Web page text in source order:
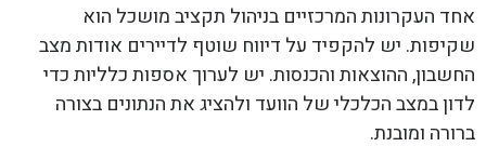
אחד העקרונות המרכזיים בניהול תקציב מושכל הוא
שקיפות. יש להקפיד על דיווח שוטף לדיירים אודות מצב
החשבון, ההוצאות והכנסות. יש לערוך אספות כלליות כדי
לדון במצב הכלכלי של הוועד ולהציג את הנתונים בצורה
ברורה ומובנת.